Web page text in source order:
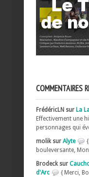
COMMENTAIRES
FrédéricLN sur La
Effectivement une
personnages qui
molik sur Alyte
bouleversante,
Brodeck sur
d'Arc
{ Merci,